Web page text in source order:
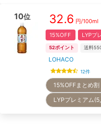
10位 32.6 円/100ml
15%OFF LYPプ
52ポイント 送料
LOHACO
12件
15%OFFまとめ割
LYPプレミアム